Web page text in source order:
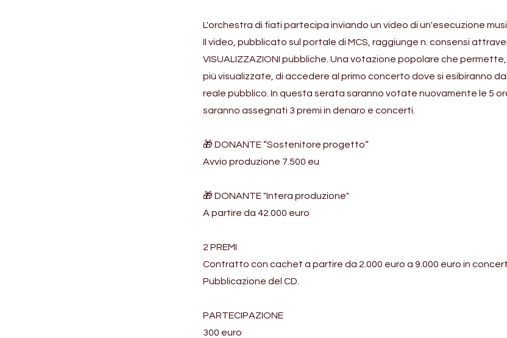
L'orchestra di fiati partecipa inviando un video di un'esecuzione
Il video, pubblicato sul portale di MCS, raggiunge n. consensi
VISUALIZZAZIONI pubbliche. Una votazione popolare che
più visualizzate, di accedere al primo concerto dove si esibiranno
reale pubblico. In questa serata saranno votate nuovamente le 5
saranno assegnati 3 premi in denaro e concerti.
🎁 DONANTE “Sostenitore progetto”
Avvio produzione 7.500 eu
🎁 DONANTE "Intera produzione"
A partire da 42.000 euro
2 PREMI
Contratto con cachet a partire da 2.000 euro a 9.000 euro in
Pubblicazione del CD.
PARTECIPAZIONE
300 euro